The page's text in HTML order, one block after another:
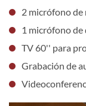
2 micrófono de
1 micrófono de
TV 60'' para
Grabación de